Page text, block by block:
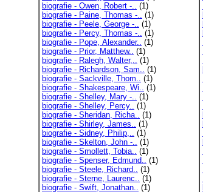
biografie - Owen, Robert -.. (1)
biografie - Paine, Thomas -.. (1)
biografie - Peele, George -.. (1)
biografie - Percy, Thomas -.. (1)
biografie - Pope, Alexander.. (1)
biografie - Prior, Matthew.. (1)
biografie - Ralegh, Walter,.. (1)
biografie - Richardson, Sam.. (1)
biografie - Sackville, Thom.. (1)
biografie - Shakespeare, Wi.. (1)
biografie - Shelley, Mary -.. (1)
biografie - Shelley, Percy.. (1)
biografie - Sheridan, Richa.. (1)
biografie - Shirley, James.. (1)
biografie - Sidney, Philip,.. (1)
biografie - Skelton, John -.. (1)
biografie - Smollett, Tobia.. (1)
biografie - Spenser, Edmund.. (1)
biografie - Steele, Richard.. (1)
biografie - Sterne, Laurenc.. (1)
biografie - Swift, Jonathan.. (1)